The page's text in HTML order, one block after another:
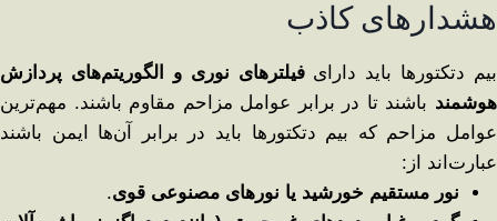
هشدارهای کاذب
بیم دتکتورها باید دارایفیلترهای نوری و الگوریتم‌های پردازش
هوشمند باشند تا در برابر عوامل مزاحم مقاوم باشند. مهم‌ترین
عوامل مزاحم که بیم دتکتورها باید در برابر آن‌ها ایمن باشند
عبارت‌اند از:
نور مستقیم خورشید یا نورهای مصنوعی قوی.